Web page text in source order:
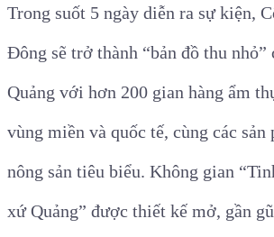
Trong suốt 5 ngày diễn ra sự kiện,
Đông sẽ trở thành “bản đồ thu nhỏ”
Quảng với hơn 200 gian hàng ẩm
vùng miền và quốc tế, cùng các sản
nông sản tiêu biểu. Không gian
xứ Quảng” được thiết kế mở, gần